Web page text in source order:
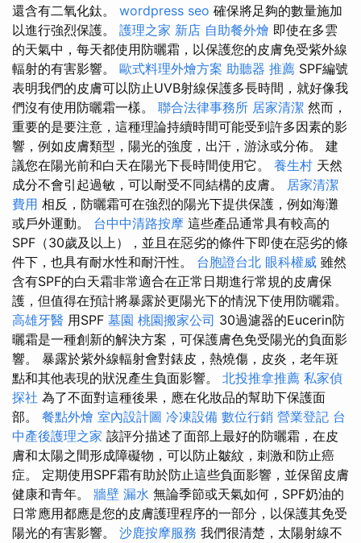
還含有二氧化鈦。 wordpress seo 確保將足夠的數量施加
以進行強烈保護。 護理之家 新店 自助餐外燴 即使在多雲
的天氣中，每天都使用防曬霜，以保護您的皮膚免受紫外線
輻射的有害影響。 歐式料理外燴方案 助聽器 推薦 SPF編號
表明我們的皮膚可以防止UVB射線保護多長時間，就好像我
們沒有使用防曬霜一樣。 聯合法律事務所 居家清潔 然而，
重要的是要注意，這種理論持續時間可能受到許多因素的影
響，例如皮膚類型，陽光的強度，出汗，游泳或分佈。 建
議您在陽光前和白天在陽光下長時間使用它。 養生村 天然
成分不會引起過敏，可以耐受不同結構的皮膚。 居家清潔
費用 相反，防曬霜可在強烈的陽光下提供保護，例如海灘
或戶外運動。 台中中清路按摩 這些產品通常具有較高的
SPF（30歲及以上），並且在惡劣的條件下即使在惡劣的條
件下，也具有耐水性和耐汗性。 台胞證台北 眼科權威 雖然
含有SPF的白天霜非常適合在正常日期進行常規的皮膚保
護，但值得在預計將暴露於更陽光下的情況下使用防曬霜。
高雄牙醫 用SPF 墓園 桃園搬家公司 30過濾器的Eucerin防
曬霜是一種創新的解決方案，可保護膚色免受陽光的負面影
響。 暴露於紫外線輻射會對錶皮，熱燒傷，皮炎，老年斑
點和其他表現的狀況產生負面影響。 北投推拿推薦 私家偵
探社 為了不面對這種後果，應在化妝品的幫助下保護面
部。 餐點外燴 室內設計圖 冷凍設備 數位行銷 營業登記 台
中產後護理之家 該評分描述了面部上最好的防曬霜，在皮
膚和太陽之間形成障礙物，可以防止皺紋，刺激和防止癌
症。 定期使用SPF霜有助於防止這些負面影響，並保留皮膚
健康和青年。 牆壁 漏水 無論季節或天氣如何，SPF奶油的
日常應用都應是您的皮膚護理程序的一部分，以保護其免受
陽光的有害影響。 沙鹿按摩服務 我們很清楚，太陽射線不